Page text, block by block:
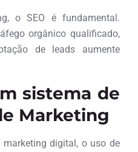
o SEO é fundamental.
orgânico qualificado,
de leads aumente
sistema de
Marketing
digital, o uso de